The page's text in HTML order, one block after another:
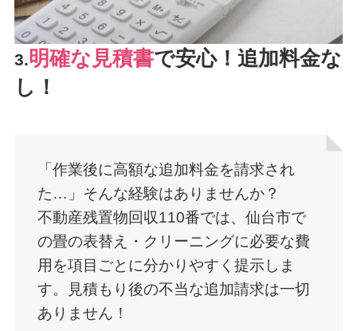
3.明確な見積書で安心！追加料金な
し！
「作業後に高額な追加料金を請求され
た…」そんな経験はありませんか？
不動産残置物回収110番では、仙台市で
の畳の表替え・クリーニングに必要な費
用を項目ごとに分かりやすく提示しま
す。見積もり後の不当な追加請求は一切
ありません！